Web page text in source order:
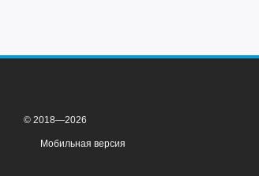
© 2018—2026
Мобильная версия